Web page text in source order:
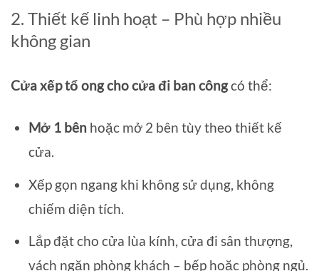
2. Thiết kế linh hoạt – Phù hợp nhiều
không gian
Cửa xếp tổ ong cho cửa đi ban côngcó thể:
Mở 1 bênhoặc mở 2 bên tùy theo thiết kế
cửa.
Xếp gọn ngang khi không sử dụng, không
chiếm diện tích.
Lắp đặt cho cửa lùa kính, cửa đi sân thượng,
vách ngăn phòng khách – bếp hoặc phòng ngủ.